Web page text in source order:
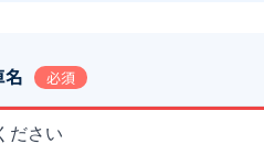
名 必須
ださい